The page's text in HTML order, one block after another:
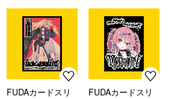
FUDAカードスリ
FUDAカードスリ